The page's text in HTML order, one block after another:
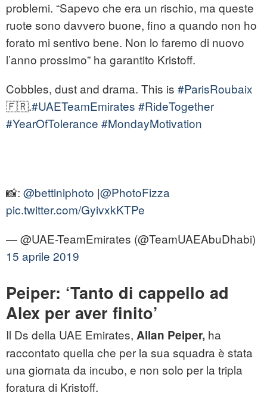
problemi. “Sapevo che era un rischio, ma queste
ruote sono davvero buone, fino a quando non ho
forato mi sentivo bene. Non lo faremo di nuovo
l’anno prossimo” ha garantito Kristoff.
Cobbles, dust and drama. This is #ParisRoubaix
🇫🇷.#UAETeamEmirates #RideTogether
#YearOfTolerance #MondayMotivation
📸: @bettiniphoto |@PhotoFizza
pic.twitter.com/GyivxkKTPe
— @UAE-TeamEmirates (@TeamUAEAbuDhabi)
15 aprile 2019
Peiper: ‘Tanto di cappello ad
Alex per aver finito’
Il Ds della UAE Emirates, Allan Peiper, ha
raccontato quella che per la sua squadra è stata
una giornata da incubo, e non solo per la tripla
foratura di Kristoff.